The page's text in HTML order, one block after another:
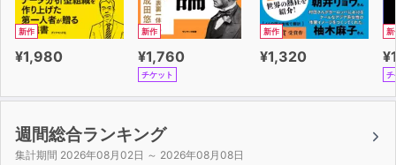
新作
¥1,980
新作
¥1,760
チケット
新作
¥1,320
新
チ
週間総合ランキング
集計期間 2026年08月02日 ～ 2026年08月08日